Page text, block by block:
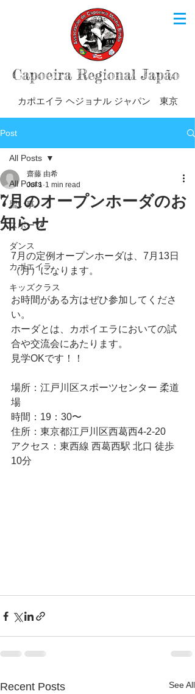
Capoeira Regional Japão
カポエイラ ヘジョナル ジャパン 東京
Post
All Posts
習い事
スポーツ
ダンス
カポエイラ
キッズクラス
All Posts
7月のオープンホーダのお
知らせ
齋藤 由希
Jul 1 1 min read
7月の定例オープンホーダは、7月13日
（月）になります。
お時間がある方はぜひ参加してくださ
い。
ホーダとは、カポイエラにおいての試
合や交流会にあたります。
見学OKです！！
場所：江戸川区スポーツセンター 柔道
場
時間：19：30〜
住所：東京都江戸川区西葛西4-2-20
アクセス：東西線 西葛西駅 北口 徒歩
10分
Recent Posts See All